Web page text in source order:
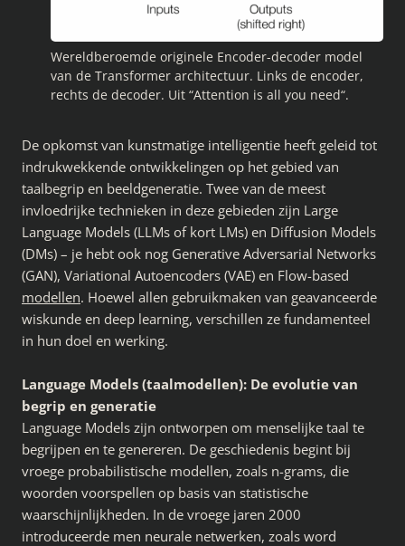
Wereldberoemde originele Encoder-decoder model
van de Transformer architectuur. Links de encoder,
rechts de decoder. Uit “Attention is all you need“.
De opkomst van kunstmatige intelligentie heeft geleid tot
indrukwekkende ontwikkelingen op het gebied van
taalbegrip en beeldgeneratie. Twee van de meest
invloedrijke technieken in deze gebieden zijn Large
Language Models (LLMs of kort LMs) en Diffusion Models
(DMs) – je hebt ook nog Generative Adversarial Networks
(GAN), Variational Autoencoders (VAE) en Flow-based
modellen. Hoewel allen gebruikmaken van geavanceerde
wiskunde en deep learning, verschillen ze fundamenteel
in hun doel en werking.
Language Models (taalmodellen): De evolutie van
begrip en generatie
Language Models zijn ontworpen om menselijke taal te
begrijpen en te genereren. De geschiedenis begint bij
vroege probabilistische modellen, zoals n-grams, die
woorden voorspellen op basis van statistische
waarschijnlijkheden. In de vroege jaren 2000
introduceerde men neurale netwerken, zoals word